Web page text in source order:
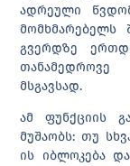
ადრეული
მომხმარებელს
გვერდზე
მსგავსად.
ამ ფუნქციის
მუშაობს: თუ
ის იბლოკება